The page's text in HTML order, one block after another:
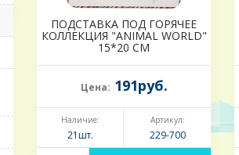
ПОДСТАВКА ПОД ГОРЯЧЕЕ
КОЛЛЕКЦИЯ "ANIMAL WORLD"
15*20 СМ
Цена: 191руб.
Наличие:
21шт.
Артикул:
229-700